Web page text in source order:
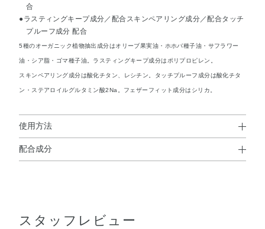
合
●ラスティングキープ成分／配合スキンペアリング成分／配合タッチ
プルーフ成分 配合
5種のオーガニック植物抽出成分はオリーブ果実油・ホホバ種子油・サフラワー
油・シア脂・ゴマ種子油。ラスティングキープ成分はポリプロピレン。
スキンペアリング成分は酸化チタン、レシチン。タッチプルーフ成分は酸化チタ
ン・ステアロイルグルタミン酸2Na。フェザーフィット成分はシリカ。
使用方法
使用方法
配合成分
ン・ジエチルアミノヒドロキシベンゾイル安息香酸ヘキシ
スタッフレビュー